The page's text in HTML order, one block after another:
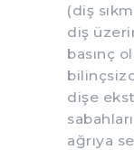
(diş
diş
basınç
dişe
ağrıya